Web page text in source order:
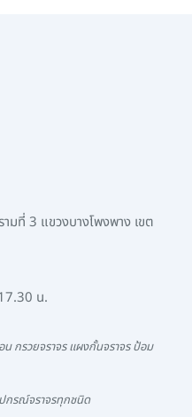
มที่ 3 แขวงบางโพงพาง เขต
น.
กรวยจราจร แผงกั้นจราจร ป้อม
กรณ์จราจรทุกชนิด